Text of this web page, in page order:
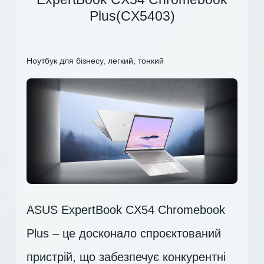
Plus(CX5403)
Ноутбук для бізнесу, легкий, тонкий
ASUS ExpertBook CX54 Chromebook
Plus – це досконало спроєктований
пристрій, що забезпечує конкурентні